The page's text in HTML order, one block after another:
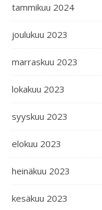
tammikuu 2024
joulukuu 2023
marraskuu 2023
lokakuu 2023
syyskuu 2023
elokuu 2023
heinäkuu 2023
kesäkuu 2023